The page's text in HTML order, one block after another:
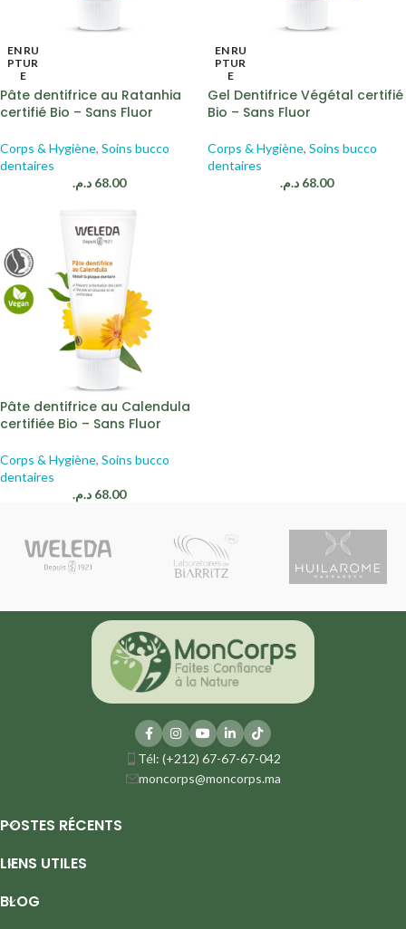
EN RU
PTUR
E
Pâte dentifrice au Ratanhia
certifié Bio – Sans Fluor
Corps & Hygiène, Soins bucco
dentaires
68.00 د.م.
EN RU
PTUR
E
Gel Dentifrice Végétal certifié
Bio – Sans Fluor
Corps & Hygiène, Soins bucco
dentaires
68.00 د.م.
Pâte dentifrice au Calendula
certifiée Bio – Sans Fluor
Corps & Hygiène, Soins bucco
dentaires
68.00 د.م.
Tél: (+212) 67-67-67-042
moncorps@moncorps.ma
POSTES RÉCENTS
LIENS UTILES
BLOG